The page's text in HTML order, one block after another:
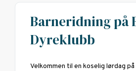
Barneridning på
Dyreklubb
Velkommen til en koselig lørdag